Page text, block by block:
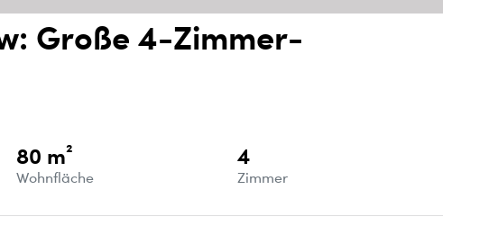
Große 4-Zimmer-
80 m²
Wohnfläche
4
Zimmer